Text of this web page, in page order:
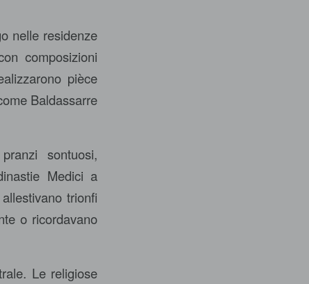
nelle residenze
composizioni
pièce
Baldassarre
sontuosi,
Medici a
trionfi
o ricordavano
Le religiose